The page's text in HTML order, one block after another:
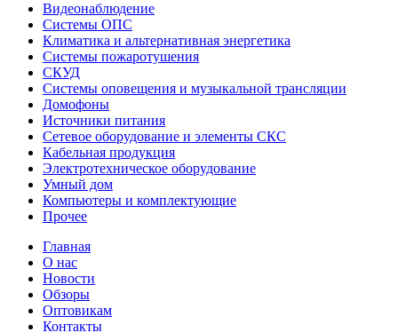
Видеонаблюдение
Системы ОПС
Климатика и альтернативная энергетика
Системы пожаротушения
СКУД
Системы оповещения и музыкальной трансляции
Домофоны
Источники питания
Сетевое оборудование и элементы СКС
Кабельная продукция
Электротехническое оборудование
Умный дом
Компьютеры и комплектующие
Прочее
Главная
О нас
Новости
Обзоры
Оптовикам
Контакты